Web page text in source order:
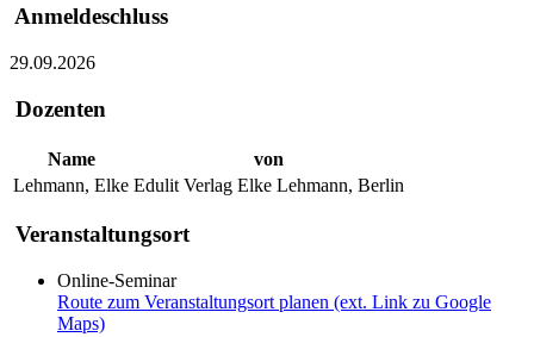
Anmeldeschluss
29.09.2026
Dozenten
Name
von
Lehmann, Elke Edulit Verlag Elke Lehmann, Berlin
Veranstaltungsort
Online-Seminar
Route zum Veranstaltungsort planen (ext. Link zu Google
Maps)